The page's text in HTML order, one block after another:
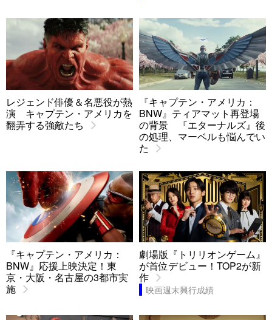
レジェンド俳優＆名悪役が熱
演 キャプテン・アメリカを
翻弄する強敵たち
『キャプテン・アメリカ：
BNW』ティアマット再登場
の背景 『エターナルズ』後
の処理、マーベルも悩んでい
た
『キャプテン・アメリカ：
BNW』応援上映決定！東
京・大阪・名古屋の3都市実
施
劇場版『トリリオンゲーム』
が首位デビュー！TOP2が新
作
映画週末興行成績